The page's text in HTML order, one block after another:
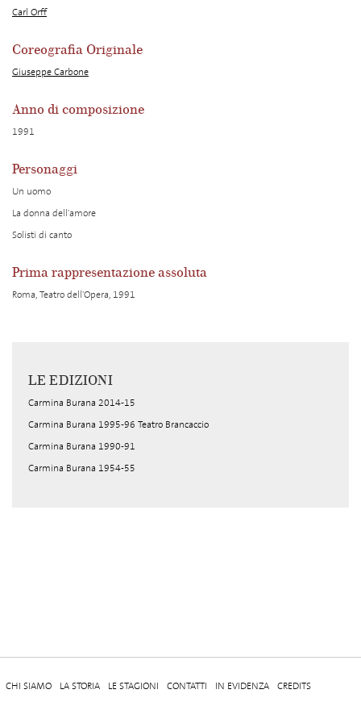
Carl Orff
Coreografia Originale
Giuseppe Carbone
Anno di composizione
1991
Personaggi
Un uomo
La donna dell'amore
Solisti di canto
Prima rappresentazione assoluta
Roma, Teatro dell'Opera, 1991
LE EDIZIONI
Carmina Burana 2014-15
Carmina Burana 1995-96 Teatro Brancaccio
Carmina Burana 1990-91
Carmina Burana 1954-55
CHI SIAMO LA STORIA LE STAGIONI CONTATTI IN EVIDENZA CREDITS